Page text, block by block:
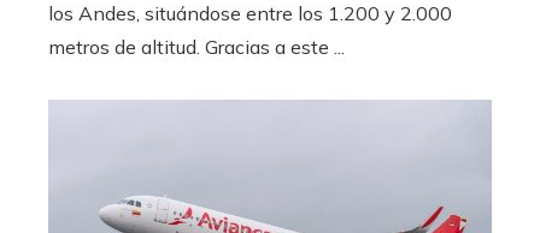
los Andes, situándose entre los 1.200 y 2.000
metros de altitud. Gracias a este ...